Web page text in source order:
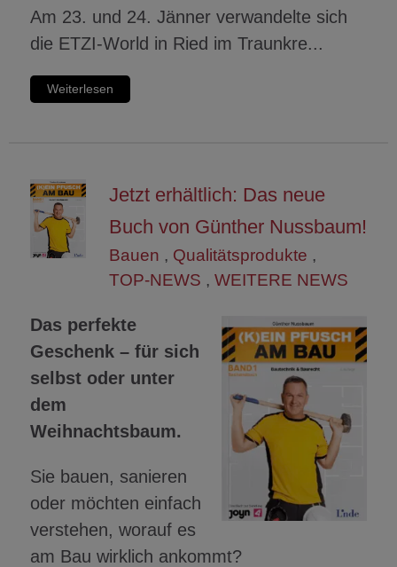
Am 23. und 24. Jänner verwandelte sich
die ETZI-World in Ried im Traunkre...
Weiterlesen
Jetzt erhältlich: Das neue
Buch von Günther Nussbaum!
Bauen , Qualitätsprodukte ,
TOP-NEWS , WEITERE NEWS
Das perfekte
Geschenk – für sich
selbst oder unter
dem
Weihnachtsbaum.
Sie bauen, sanieren
oder möchten einfach
verstehen, worauf es
am Bau wirklich ankommt?